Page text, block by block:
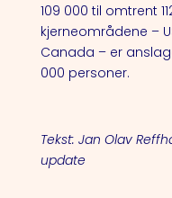
109 000 til omtrent
kjerneområdene –
Canada – er
000 personer.
Tekst: Jan Olav
update